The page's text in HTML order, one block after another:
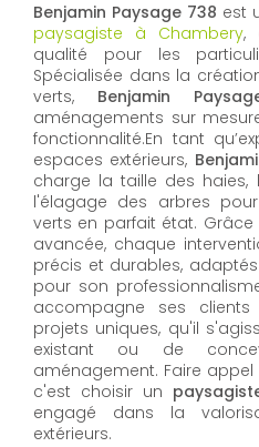
Benjamin Paysage 738 est
paysagiste à Chambery,
qualité pour les
Spécialisée dans la
verts, Benjamin
aménagements sur
fonctionnalité.En tant
espaces extérieurs,
charge la taille des
l'élagage des arbres
verts en parfait état.
avancée, chaque
précis et durables,
pour son
accompagne ses
projets uniques, qu'il
existant ou de
aménagement. Faire appel
c'est choisir un
engagé dans la
extérieurs.